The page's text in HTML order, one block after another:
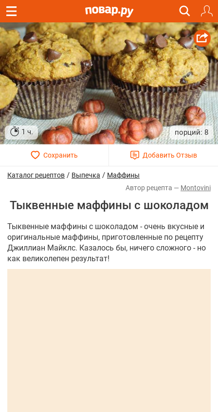
1 ч. 8
Каталог рецептов / Выпечка / Маффины
Montovini
Тыквенные маффины с шоколадом
Тыквенные маффины с шоколадом - очень вкусные и
оригинальные маффины, приготовленные по рецепту
Джиллиан Майклс. Казалось бы, ничего сложного - но
как великолепен результат!